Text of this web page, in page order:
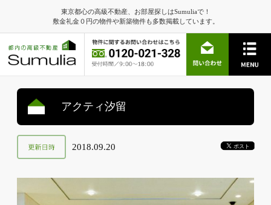
東京都心の高級不動産、お部屋探しはSumuliaで！
敷金礼金０円の物件や新築物件も多数掲載しています。
アクティ汐留
2018.09.20